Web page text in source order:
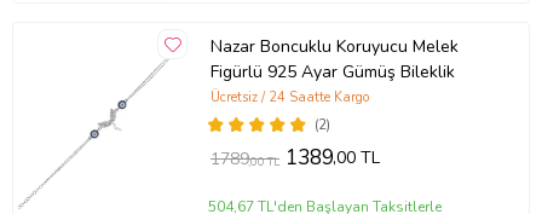
Nazar Boncuklu Koruyucu Melek
Figürlü 925 Ayar Gümüş Bileklik
(2)
Ücretsiz / 24 Saatte Kargo
1789,00 TL 1389,00 TL
504,67 TL'den Başlayan Taksitlerle